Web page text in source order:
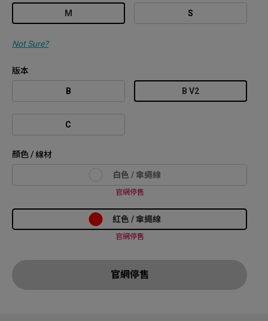
M S
Not Sure?
版本
B B V2
C
顏色 / 線材
白色 / 傘繩線
官網停售
紅色 / 傘繩線
官網停售
官網停售